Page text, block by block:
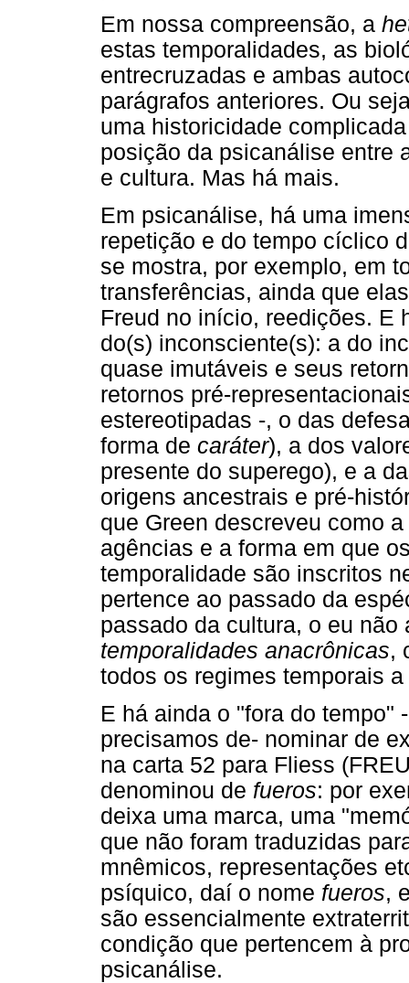
Em nossa compreensão, a
estas temporalidades, as
entrecruzadas e ambas
parágrafos anteriores. Ou
uma historicidade
posição da psicanálise entre
e cultura. Mas há mais.
Em psicanálise, há uma
repetição e do tempo cíclico
se mostra, por exemplo, em
transferências, ainda que
Freud no início, reedições. E
do(s) inconsciente(s): a do
quase imutáveis e seus
retornos pré-
estereotipadas -, o das
forma de caráter), a dos
presente do superego), e a
origens ancestrais e pré-
que Green descreveu como
agências e a forma em que
temporalidade são inscritos
pertence ao passado da
passado da cultura, o eu
temporalidades anacrônicas,
todos os regimes temporais
E há ainda o "fora do tempo"
precisamos de- nominar de
na carta 52 para Fliess
denominou de fueros: por
deixa uma marca, uma
que não foram traduzidas
mnêmicos, representações
psíquico, daí o nome fueros,
são essencialmente
condição que pertencem à
psicanálise.